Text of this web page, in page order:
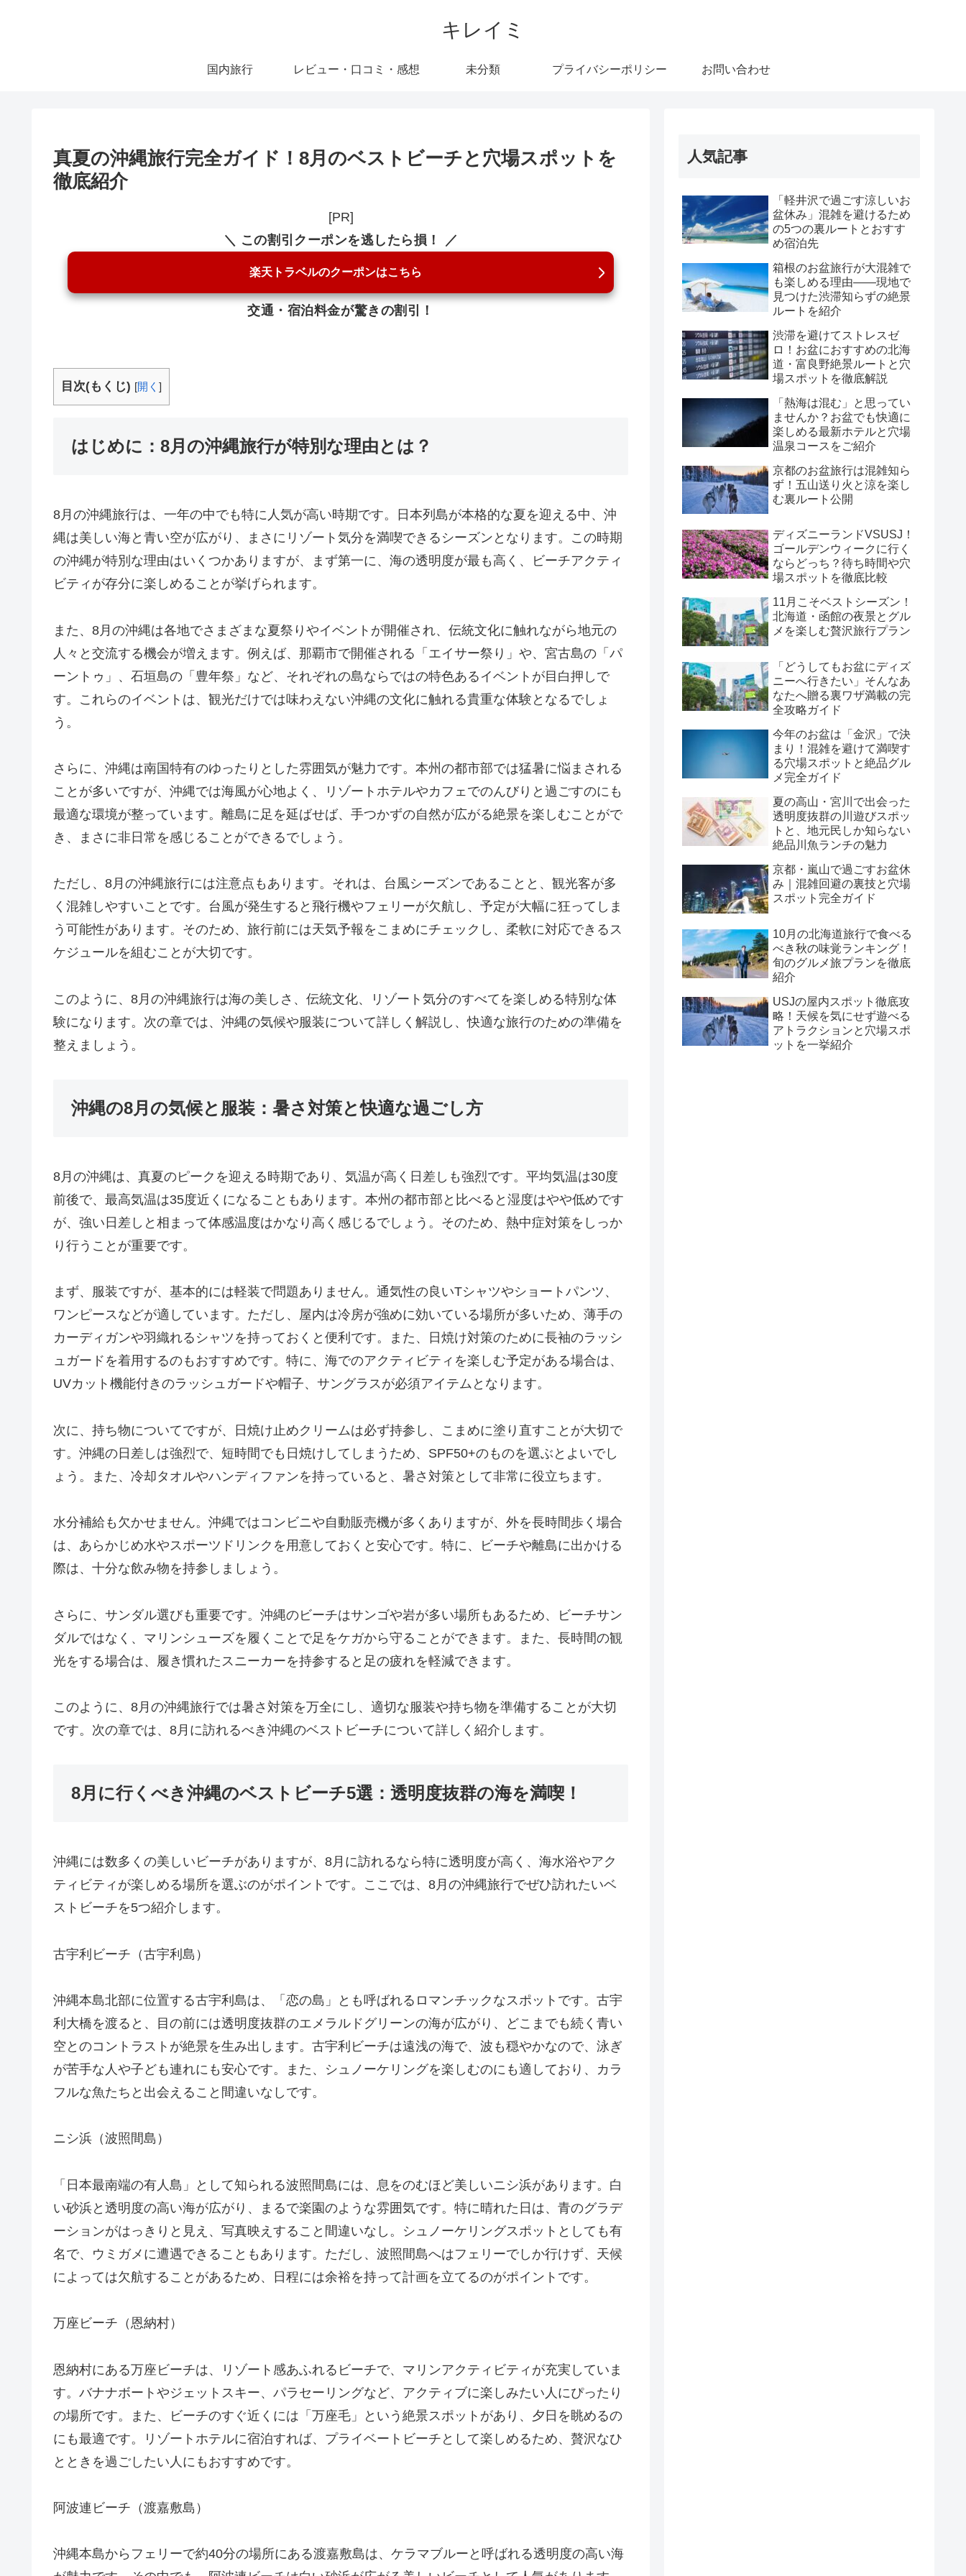
キレイミ
国内旅行 レビュー・口コミ・感想 未分類 プライバシーポリシー お問い合わせ
真夏の沖縄旅行完全ガイド！8月のベストビーチと穴場スポットを
徹底紹介
[PR]
＼ この割引クーポンを逃したら損！ ／
楽天トラベルのクーポンはこちら
交通・宿泊料金が驚きの割引！
目次(もくじ) [開く ]
はじめに：8月の沖縄旅行が特別な理由とは？
8月の沖縄旅行は、一年の中でも特に人気が高い時期です。日本列島が本格的な夏を迎える中、沖
縄は美しい海と青い空が広がり、まさにリゾート気分を満喫できるシーズンとなります。この時期
の沖縄が特別な理由はいくつかありますが、まず第一に、海の透明度が最も高く、ビーチアクティ
ビティが存分に楽しめることが挙げられます。
また、8月の沖縄は各地でさまざまな夏祭りやイベントが開催され、伝統文化に触れながら地元の
人々と交流する機会が増えます。例えば、那覇市で開催される「エイサー祭り」や、宮古島の「パ
ーントゥ」、石垣島の「豊年祭」など、それぞれの島ならではの特色あるイベントが目白押しで
す。これらのイベントは、観光だけでは味わえない沖縄の文化に触れる貴重な体験となるでしょ
う。
さらに、沖縄は南国特有のゆったりとした雰囲気が魅力です。本州の都市部では猛暑に悩まされる
ことが多いですが、沖縄では海風が心地よく、リゾートホテルやカフェでのんびりと過ごすのにも
最適な環境が整っています。離島に足を延ばせば、手つかずの自然が広がる絶景を楽しむことがで
き、まさに非日常を感じることができるでしょう。
ただし、8月の沖縄旅行には注意点もあります。それは、台風シーズンであることと、観光客が多
く混雑しやすいことです。台風が発生すると飛行機やフェリーが欠航し、予定が大幅に狂ってしま
う可能性があります。そのため、旅行前には天気予報をこまめにチェックし、柔軟に対応できるス
ケジュールを組むことが大切です。
このように、8月の沖縄旅行は海の美しさ、伝統文化、リゾート気分のすべてを楽しめる特別な体
験になります。次の章では、沖縄の気候や服装について詳しく解説し、快適な旅行のための準備を
整えましょう。
沖縄の8月の気候と服装：暑さ対策と快適な過ごし方
8月の沖縄は、真夏のピークを迎える時期であり、気温が高く日差しも強烈です。平均気温は30度
前後で、最高気温は35度近くになることもあります。本州の都市部と比べると湿度はやや低めです
が、強い日差しと相まって体感温度はかなり高く感じるでしょう。そのため、熱中症対策をしっか
り行うことが重要です。
まず、服装ですが、基本的には軽装で問題ありません。通気性の良いTシャツやショートパンツ、
ワンピースなどが適しています。ただし、屋内は冷房が強めに効いている場所が多いため、薄手の
カーディガンや羽織れるシャツを持っておくと便利です。また、日焼け対策のために長袖のラッシ
ュガードを着用するのもおすすめです。特に、海でのアクティビティを楽しむ予定がある場合は、
UVカット機能付きのラッシュガードや帽子、サングラスが必須アイテムとなります。
次に、持ち物についてですが、日焼け止めクリームは必ず持参し、こまめに塗り直すことが大切で
す。沖縄の日差しは強烈で、短時間でも日焼けしてしまうため、SPF50+のものを選ぶとよいでし
ょう。また、冷却タオルやハンディファンを持っていると、暑さ対策として非常に役立ちます。
水分補給も欠かせません。沖縄ではコンビニや自動販売機が多くありますが、外を長時間歩く場合
は、あらかじめ水やスポーツドリンクを用意しておくと安心です。特に、ビーチや離島に出かける
際は、十分な飲み物を持参しましょう。
さらに、サンダル選びも重要です。沖縄のビーチはサンゴや岩が多い場所もあるため、ビーチサン
ダルではなく、マリンシューズを履くことで足をケガから守ることができます。また、長時間の観
光をする場合は、履き慣れたスニーカーを持参すると足の疲れを軽減できます。
このように、8月の沖縄旅行では暑さ対策を万全にし、適切な服装や持ち物を準備することが大切
です。次の章では、8月に訪れるべき沖縄のベストビーチについて詳しく紹介します。
8月に行くべき沖縄のベストビーチ5選：透明度抜群の海を満喫！
沖縄には数多くの美しいビーチがありますが、8月に訪れるなら特に透明度が高く、海水浴やアク
ティビティが楽しめる場所を選ぶのがポイントです。ここでは、8月の沖縄旅行でぜひ訪れたいベ
ストビーチを5つ紹介します。
古宇利ビーチ（古宇利島）
沖縄本島北部に位置する古宇利島は、「恋の島」とも呼ばれるロマンチックなスポットです。古宇
利大橋を渡ると、目の前には透明度抜群のエメラルドグリーンの海が広がり、どこまでも続く青い
空とのコントラストが絶景を生み出します。古宇利ビーチは遠浅の海で、波も穏やかなので、泳ぎ
が苦手な人や子ども連れにも安心です。また、シュノーケリングを楽しむのにも適しており、カラ
フルな魚たちと出会えること間違いなしです。
ニシ浜（波照間島）
「日本最南端の有人島」として知られる波照間島には、息をのむほど美しいニシ浜があります。白
い砂浜と透明度の高い海が広がり、まるで楽園のような雰囲気です。特に晴れた日は、青のグラデ
ーションがはっきりと見え、写真映えすること間違いなし。シュノーケリングスポットとしても有
名で、ウミガメに遭遇できることもあります。ただし、波照間島へはフェリーでしか行けず、天候
によっては欠航することがあるため、日程には余裕を持って計画を立てるのがポイントです。
万座ビーチ（恩納村）
恩納村にある万座ビーチは、リゾート感あふれるビーチで、マリンアクティビティが充実していま
す。バナナボートやジェットスキー、パラセーリングなど、アクティブに楽しみたい人にぴったり
の場所です。また、ビーチのすぐ近くには「万座毛」という絶景スポットがあり、夕日を眺めるの
にも最適です。リゾートホテルに宿泊すれば、プライベートビーチとして楽しめるため、贅沢なひ
とときを過ごしたい人にもおすすめです。
阿波連ビーチ（渡嘉敷島）
沖縄本島からフェリーで約40分の場所にある渡嘉敷島は、ケラマブルーと呼ばれる透明度の高い海
人気記事
「軽井沢で過ごす涼しいお
盆休み」混雑を避けるため
の5つの裏ルートとおすす
め宿泊先
箱根のお盆旅行が大混雑で
も楽しめる理由――現地で
見つけた渋滞知らずの絶景
ルートを紹介
渋滞を避けてストレスゼ
ロ！お盆におすすめの北海
道・富良野絶景ルートと穴
場スポットを徹底解説
「熱海は混む」と思ってい
ませんか？お盆でも快適に
楽しめる最新ホテルと穴場
温泉コースをご紹介
京都のお盆旅行は混雑知ら
ず！五山送り火と涼を楽し
む裏ルート公開
ディズニーランドVSUSJ！
ゴールデンウィークに行く
ならどっち？待ち時間や穴
場スポットを徹底比較
11月こそベストシーズン！
北海道・函館の夜景とグル
メを楽しむ贅沢旅行プラン
「どうしてもお盆にディズ
ニーへ行きたい」そんなあ
なたへ贈る裏ワザ満載の完
全攻略ガイド
今年のお盆は「金沢」で決
まり！混雑を避けて満喫す
る穴場スポットと絶品グル
メ完全ガイド
夏の高山・宮川で出会った
透明度抜群の川遊びスポッ
トと、地元民しか知らない
絶品川魚ランチの魅力
京都・嵐山で過ごすお盆休
み｜混雑回避の裏技と穴場
スポット完全ガイド
10月の北海道旅行で食べる
べき秋の味覚ランキング！
旬のグルメ旅プランを徹底
紹介
USJの屋内スポット徹底攻
略！天候を気にせず遊べる
アトラクションと穴場スポ
ットを一挙紹介